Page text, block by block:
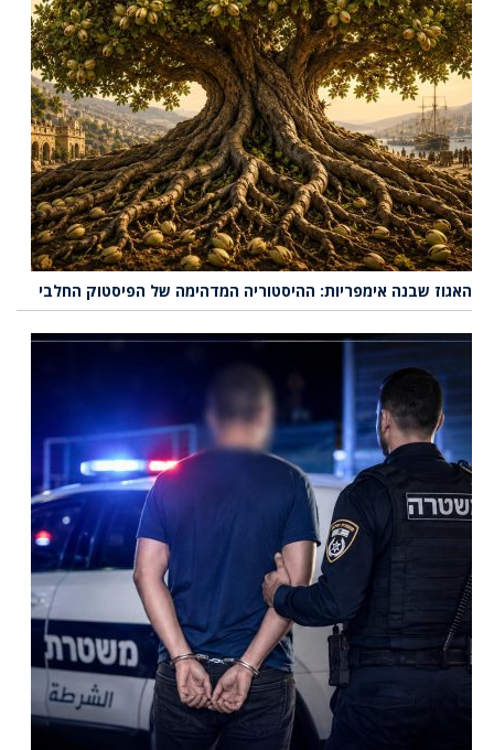
האגוז שבנה אימפריות: ההיסטוריה המדהימה של הפיסטוק החלבי